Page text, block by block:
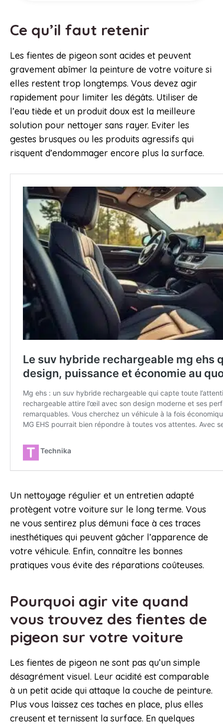
Ce qu’il faut retenir
Les fientes de pigeon sont acides et peuvent
gravement abîmer la peinture de votre voiture si
elles restent trop longtemps. Vous devez agir
rapidement pour limiter les dégâts. Utiliser de
l’eau tiède et un produit doux est la meilleure
solution pour nettoyer sans rayer. Eviter les
gestes brusques ou les produits agressifs qui
risquent d’endommager encore plus la surface.
Un nettoyage régulier et un entretien adapté
protègent votre voiture sur le long terme. Vous
ne vous sentirez plus démuni face à ces traces
inesthétiques qui peuvent gâcher l’apparence de
votre véhicule. Enfin, connaître les bonnes
pratiques vous évite des réparations coûteuses.
Pourquoi agir vite quand
vous trouvez des fientes de
pigeon sur votre voiture
Les fientes de pigeon ne sont pas qu’un simple
désagrément visuel. Leur acidité est comparable
à un petit acide qui attaque la couche de peinture.
Plus vous laissez ces taches en place, plus elles
creusent et ternissent la surface. En quelques